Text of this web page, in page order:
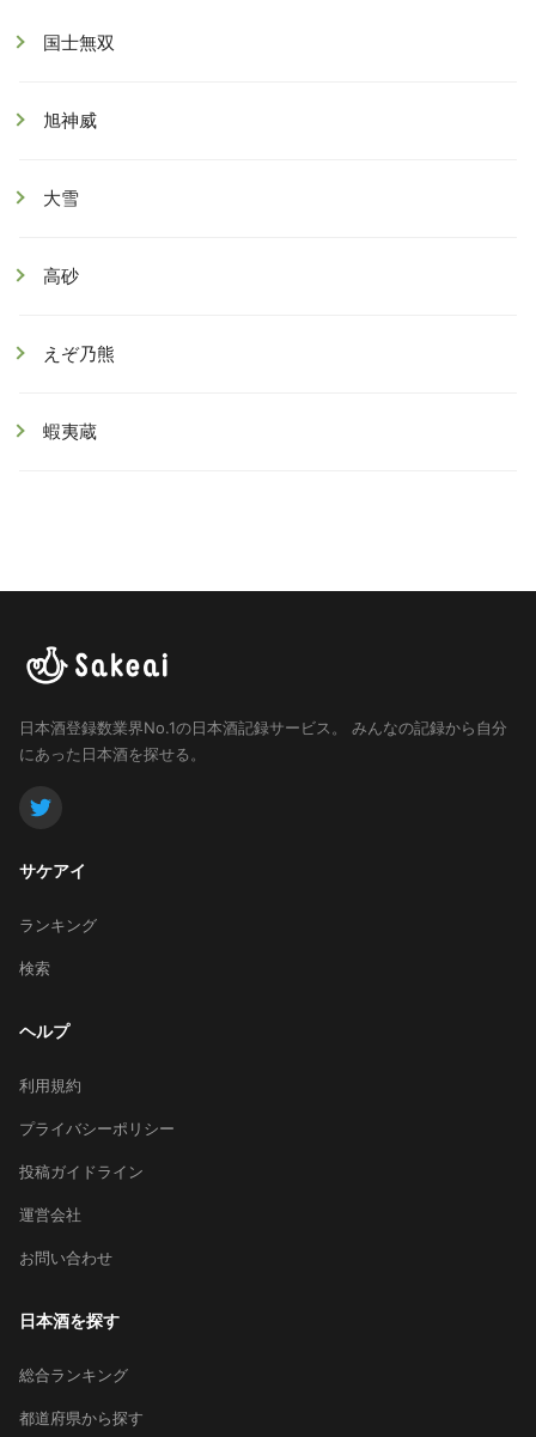
国士無双
旭神威
大雪
高砂
えぞ乃熊
蝦夷蔵
日本酒登録数業界No.1の日本酒記録サービス。
みんなの記録から自分
にあった日本酒を探せる。
サケアイ
ランキング
検索
ヘルプ
利用規約
プライバシーポリシー
投稿ガイドライン
運営会社
お問い合わせ
日本酒を探す
総合ランキング
都道府県から探す